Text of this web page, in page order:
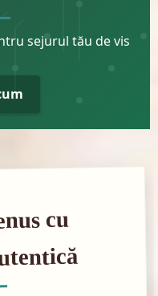
sejurul tău de vis
cu